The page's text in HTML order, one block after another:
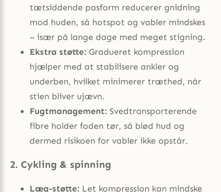
tætsiddende pasform reducerer gnidning
mod huden, så hotspot og vabler mindskes
– især på lange dage med meget stigning.
Ekstra støtte: Gradueret kompression
hjælper med at stabilisere ankler og
underben, hvilket minimerer træthed, når
stien bliver ujævn.
Fugtmanagement: Svedtransporterende
fibre holder foden tør, så blød hud og
dermed risikoen for vabler ikke opstår.
2. Cykling & spinning
Læg-støtte: Let kompression kan mindske